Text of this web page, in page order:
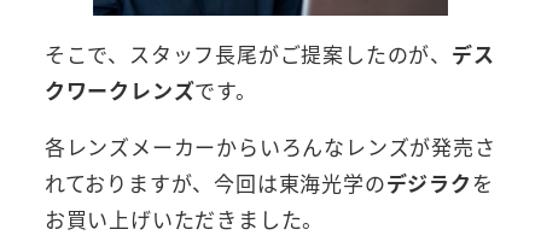
そこで、スタッフ長尾がご提案したのが、 デス
クワークレンズです。
各レンズメーカーからいろんなレンズが発売さ
れておりますが、今回は東海光学のデジラク を
お買い上げいただきました。